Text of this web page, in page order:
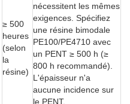
≥ 500
heures
(selon
la
résine)
nécessitent les mêmes
exigences. Spécifiez
une résine bimodale
PE100/PE4710 avec
un PENT ≥ 500 h (≥
800 h recommandé).
L'épaisseur n'a
aucune incidence sur
le PENT.